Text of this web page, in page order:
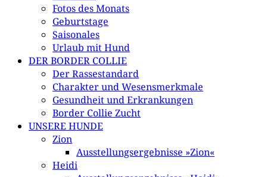
Fotos des Monats
Geburtstage
Saisonales
Urlaub mit Hund
DER BORDER COLLIE
Der Rassestandard
Charakter und Wesensmerkmale
Gesundheit und Erkrankungen
Border Collie Zucht
UNSERE HUNDE
Zion
Ausstellungsergebnisse »Zion«
Heidi